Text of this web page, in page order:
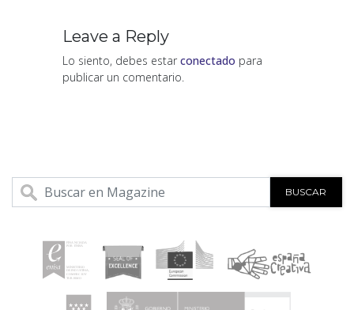
entradas
Leave a Reply
Lo siento, debes estar conectado para
publicar un comentario.
BUSCAR